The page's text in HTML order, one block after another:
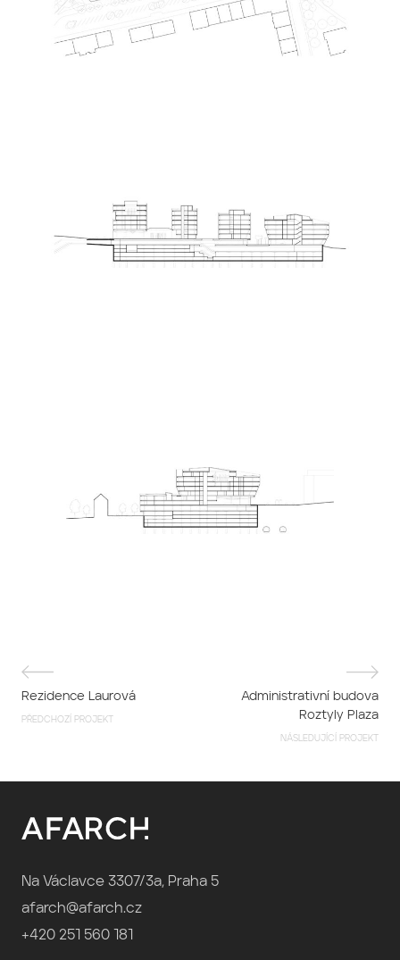
Rezidence Laurová
PŘEDCHOZÍ PROJEKT
Administrativní budova
Roztyly Plaza
NÁSLEDUJÍCÍ PROJEKT
Na Václavce 3307/3a, Praha 5
afarch@afarch.cz
+420 251 560 181